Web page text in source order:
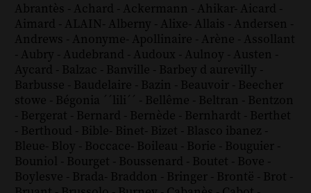
Abrantès - Achard - Ackermann - Ahikar- Aicard -
Aimard - ALAIN- Alberny - Alixe- Allais - Andersen -
Andrews - Anonyme- Apollinaire - Arène - Assollant
- Aubry - Audebrand - Audoux - Aulnoy - Austen -
Aycard - Balzac - Banville - Barbey d aurevilly -
Barbusse - Baudelaire - Bazin - Beauvoir - Beecher
stowe - Bégonia ´´lili´´ - Bellême - Beltran - Bentzon
- Bergerat - Bernard - Bernède - Bernhardt - Berthet
- Berthoud - Bible- Binet- Bizet - Blasco ibanez -
Bleue- Bloy - Boccace- Boileau - Borie - Bouguier -
Bouniol - Bourget - Boussenard - Boutet - Bove -
Boylesve - Brada- Braddon - Bringer - Brontë - Brot -